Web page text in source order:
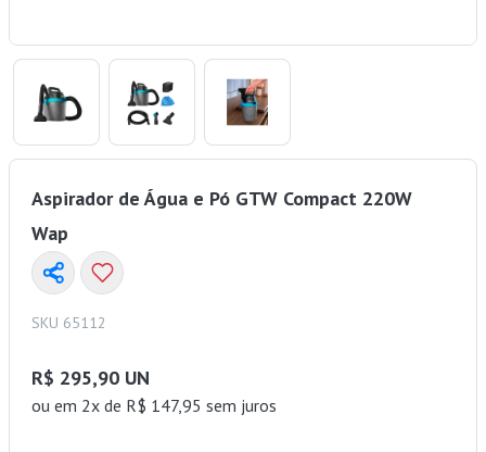
Aspirador de Água e Pó GTW Compact 220W
Wap
SKU 65112
R$ 295,90 UN
ou em 2x de R$ 147,95 sem juros